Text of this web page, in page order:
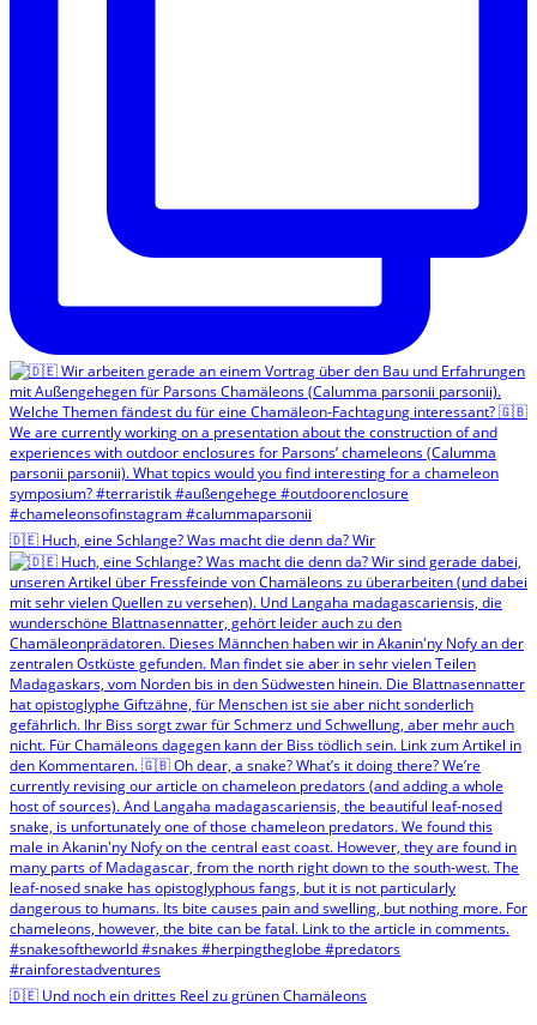
🇩🇪 Huch, eine Schlange? Was macht die denn da? Wir
🇩🇪 Und noch ein drittes Reel zu grünen Chamäleons